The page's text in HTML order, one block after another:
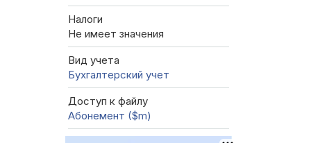
Налоги
Не имеет значения
Вид учета
Бухгалтерский учет
Доступ к файлу
Абонемент ($m)